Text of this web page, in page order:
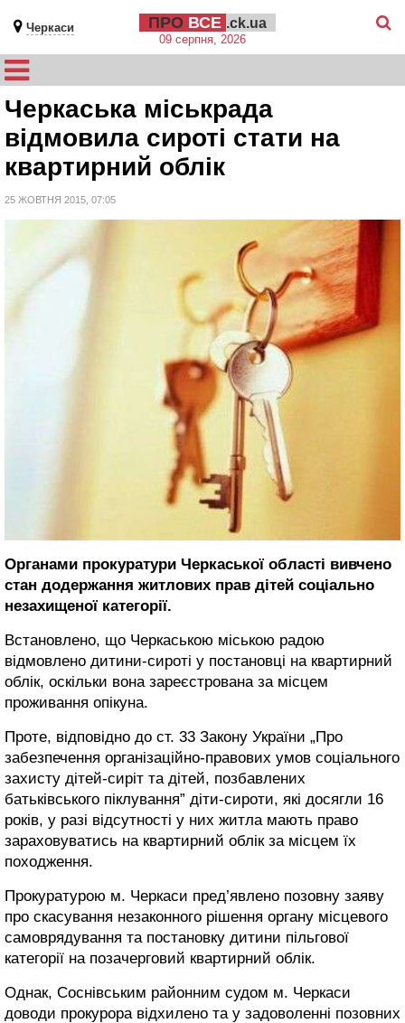
Черкаси ПРО ВСЕ .ck.ua
09 серпня, 2026
Черкаська міськрада
відмовила сироті стати на
квартирний облік
25 ЖОВТНЯ 2015, 07:05
Органами прокуратури Черкаської області вивчено
стан додержання житлових прав дітей соціально
незахищеної категорії.
Встановлено, що Черкаською міською радою
відмовлено дитини-сироті у постановці на квартирний
облік, оскільки вона зареєстрована за місцем
проживання опікуна.
Проте, відповідно до ст. 33 Закону України „Про
забезпечення організаційно-правових умов соціального
захисту дітей-сиріт та дітей, позбавлених
батьківського піклування” діти-сироти, які досягли 16
років, у разі відсутності у них житла мають право
зараховуватись на квартирний облік за місцем їх
походження.
Прокуратурою м. Черкаси пред’явлено позовну заяву
про скасування незаконного рішення органу місцевого
самоврядування та постановку дитини пільгової
категорії на позачерговий квартирний облік.
Однак, Соснівським районним судом м. Черкаси
доводи прокурора відхилено та у задоволенні позовних